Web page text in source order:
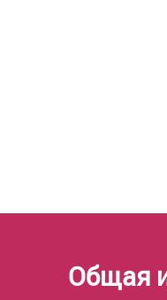
Общая